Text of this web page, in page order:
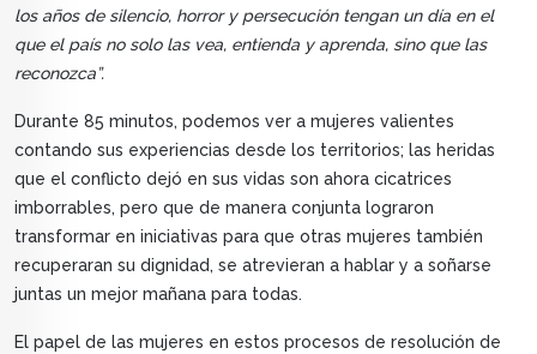
los años de silencio, horror y persecución tengan un día en el
que el país no solo las vea, entienda y aprenda, sino que las
reconozca”.
Durante 85 minutos, podemos ver a mujeres valientes
contando sus experiencias desde los territorios; las heridas
que el conflicto dejó en sus vidas son ahora cicatrices
imborrables, pero que de manera conjunta lograron
transformar en iniciativas para que otras mujeres también
recuperaran su dignidad, se atrevieran a hablar y a soñarse
juntas un mejor mañana para todas.
El papel de las mujeres en estos procesos de resolución de